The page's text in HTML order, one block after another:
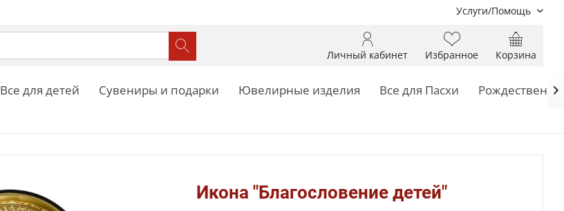
Услуги/Помощь
Корзина
Избранное
Личный кабинет
Все для детей Сувениры и подарки Ювелирные изделия Все для Пасхи 
Икона "Благословение детей"